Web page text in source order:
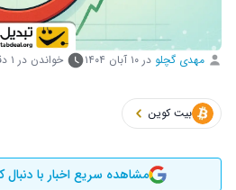
مهدی گچلو در ۱۰ آبان ۱۴۰۴ خواندن در ۱ دقیقه
بیت کوین
مشاهده سریع اخبار با